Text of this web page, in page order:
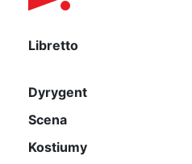
Libretto
Dyrygent
Scena
Kostiumy